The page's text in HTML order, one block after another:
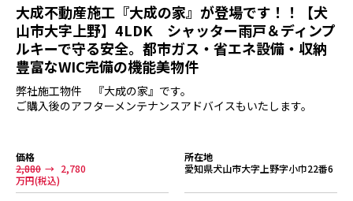
大成不動産施工『大成の家』が登場です！！【犬
山市大字上野】4LDK シャッター雨戸＆ディンプ
ルキーで守る安全。都市ガス・省エネ設備・収納
豊富なWIC完備の機能美物件
弊社施工物件 『大成の家』です。
ご購入後のアフターメンテナンスアドバイスもいたします。
価格
2,880
2,780
万円(税込)
所在地
愛知県犬山市大字上野字小巾22番6